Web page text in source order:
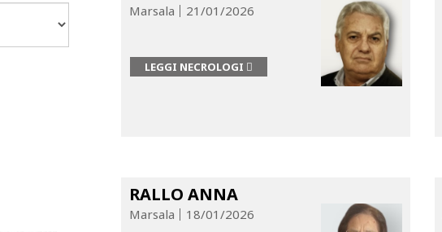
Marsala 21/01/2026
LEGGI NECROLOGI
RALLO ANNA
Marsala 18/01/2026